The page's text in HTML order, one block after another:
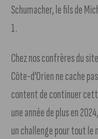
Schumacher, le fils de
1.
Chez nos confrères du
Côte-d’Orien ne cache
content de continuer
une année de plus en
un challenge pour tout le